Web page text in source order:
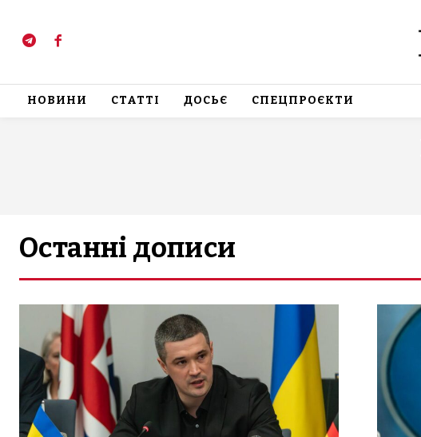
НОВИНИ СТАТТІ ДОСЬЄ СПЕЦПРОЄКТИ
Останні дописи